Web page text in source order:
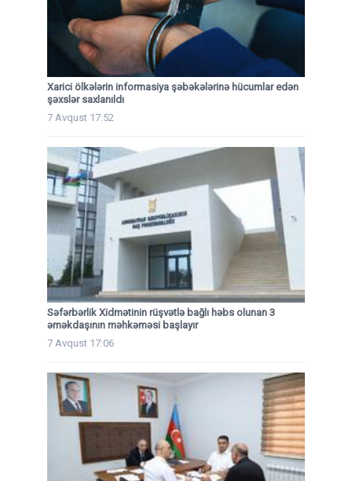
Xarici ölkələrin informasiya şəbəkələrinə hücumlar edən
şəxslər saxlanıldı
7 Avqust 17:52
Səfərbərlik Xidmətinin rüşvətlə bağlı həbs olunan 3
əməkdaşının məhkəməsi başlayır
7 Avqust 17:06